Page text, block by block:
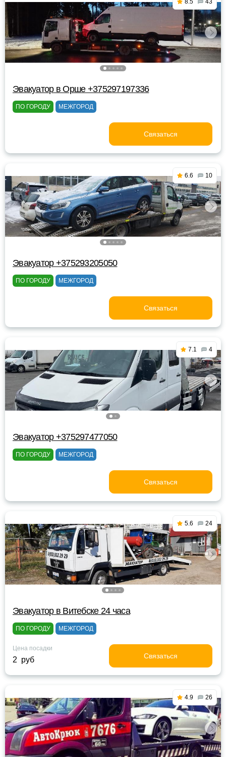
8.5 43
Эвакуатор в Орше +375297197336
ПО ГОРОДУ МЕЖГОРОД
Связаться
6.6 10
Эвакуатор +375293205050
ПО ГОРОДУ МЕЖГОРОД
Связаться
7.1 4
Эвакуатор +375297477050
ПО ГОРОДУ МЕЖГОРОД
Связаться
5.6 24
Эвакуатор в Витебске 24 часа
ПО ГОРОДУ МЕЖГОРОД
Цена посадки
2 руб Связаться
4.9 26